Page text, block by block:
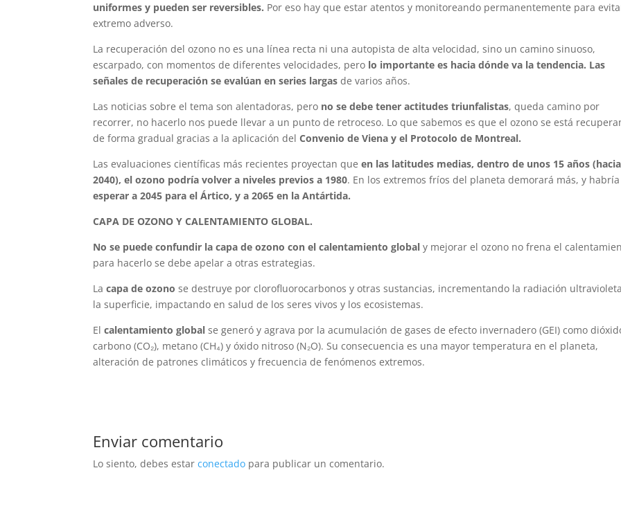
uniformes y pueden ser reversibles. Por eso hay que estar atentos y monitoreando permanentemente para
extremo adverso.
La recuperación del ozono no es una línea recta ni una autopista de alta velocidad, sino un camino sinuoso,
escarpado, con momentos de diferentes velocidades, pero lo importante es hacia dónde va la tendencia. Las
señales de recuperación se evalúan en series largas de varios años.
Las noticias sobre el tema son alentadoras, pero no se debe tener actitudes triunfalistas, queda camino por
recorrer, no hacerlo nos puede llevar a un punto de retroceso. Lo que sabemos es que el ozono se está
de forma gradual gracias a la aplicación delConvenio de Viena y el Protocolo de Montreal.
Las evaluaciones científicas más recientes proyectan queen las latitudes medias, dentro de unos 15 años (hacia
2040), el ozono podría volver a niveles previos a 1980. En los extremos fríos del planeta demorará más, y
esperar a 2045 para el Ártico, y a 2065 en la Antártida.
CAPA DE OZONO Y CALENTAMIENTO GLOBAL.
No se puede confundir la capa de ozono con el calentamiento global y mejorar el ozono no frena el
para hacerlo se debe apelar a otras estrategias.
Lacapa de ozono se destruye por clorofluorocarbonos y otras sustancias, incrementando la radiación
la superficie, impactando en salud de los seres vivos y los ecosistemas.
Elcalentamiento global se generó y agrava por la acumulación de gases de efecto invernadero (GEI) como
carbono (CO₂), metano (CH₄) y óxido nitroso (N₂O). Su consecuencia es una mayor temperatura en el planeta,
alteración de patrones climáticos y frecuencia de fenómenos extremos.
Enviar comentario
Lo siento, debes estarconectado para publicar un comentario.